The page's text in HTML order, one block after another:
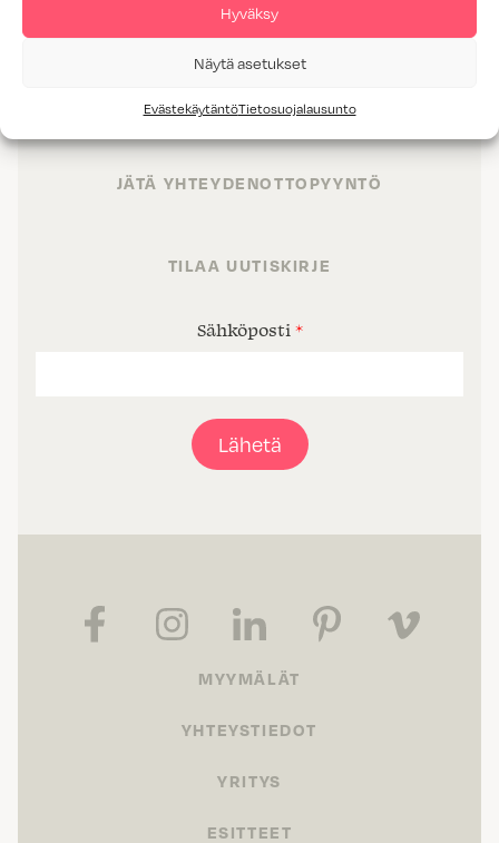
Hyväksy
Näytä asetukset
EvästekäytäntöTietosuojalausunto
TILAT
JÄTÄ YHTEYDENOTTOPYYNTÖ
TILAA UUTISKIRJE
Sähköposti *
Lähetä
MYYMÄLÄT
YHTEYSTIEDOT
YRITYS
ESITTEET